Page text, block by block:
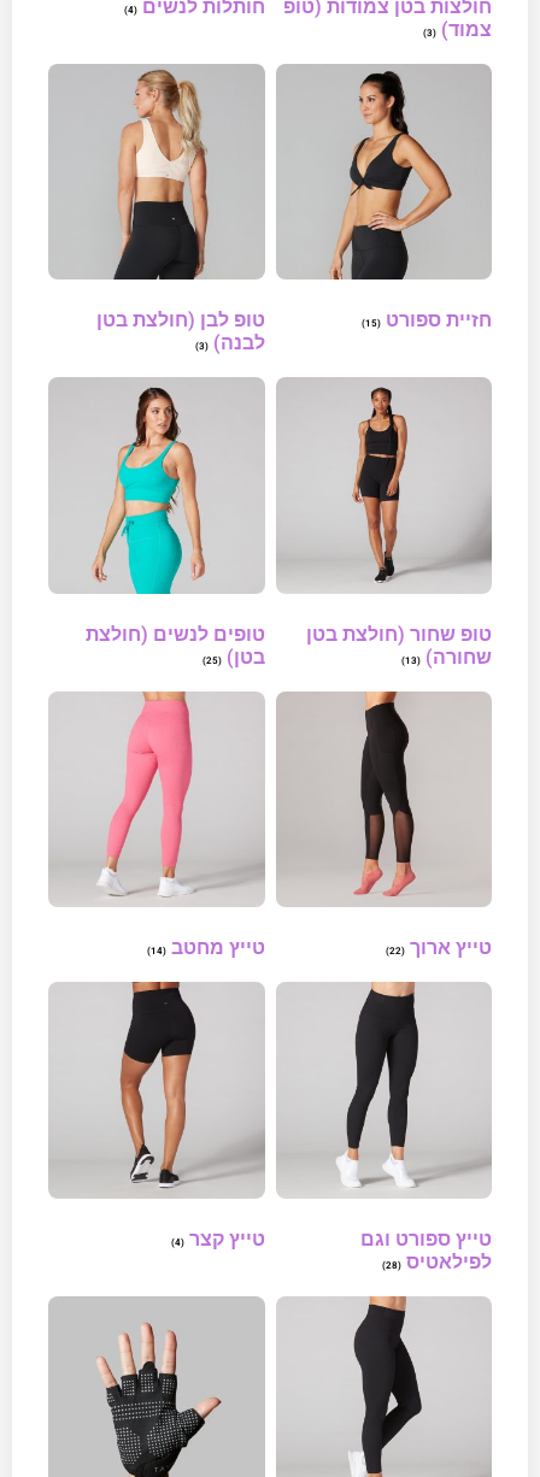
חולצות בטן צמודות (טופ
צמוד) (3)
חותלות לנשים(4)
חזיית ספורט (15)
טופ לבן (חולצת בטן
לבנה)(3)
טופ שחור (חולצת בטן
שחורה) (13)
טופים לנשים (חולצת
בטן)(25)
טייץ ארוך (22) טייץ מחטב(14)
טייץ ספורט וגם
לפילאטיס (28)
טייץ קצר(4)